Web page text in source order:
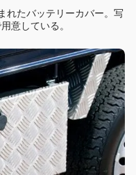
れたバッテリーカバー。写
意している。